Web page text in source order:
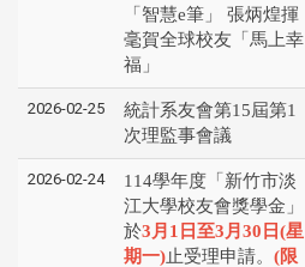
「智慧e筆」 張炳煌揮
毫賀全球校友「馬上幸
福」
2026-02-25
統計系友會第15屆第1
次理監事會議
2026-02-24
114學年度「新竹市淡
江大學校友會獎學金」
於3月1日至3月30日(星
期一)止受理申請。 (限